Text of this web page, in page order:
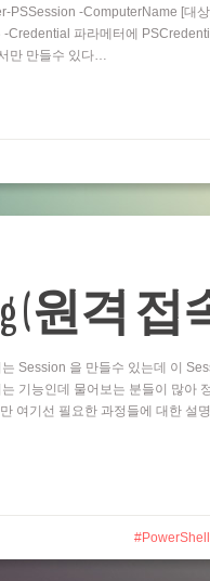
PSSession -ComputerName [대
Credential 파라메터에
만 만들수 있다…
(원격 접
Session 을 만들수 있는데 이
기능인데 물어보는 분들이 많아
여기선 필요한 과정들에 대한 설
PowerShell